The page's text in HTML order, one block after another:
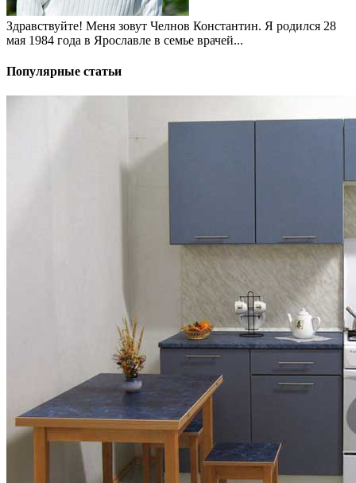
Здравствуйте! Меня зовут Челнов Константин. Я родился 28
мая 1984 года в Ярославле в семье врачей...
Популярные статьи